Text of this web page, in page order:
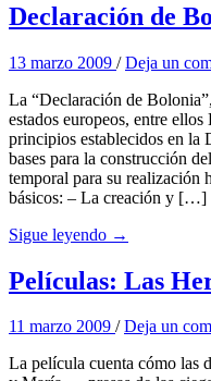
Declaración de
13 marzo 2009 /Deja un
La “Declaración de
estados europeos, entre
principios establecidos en la
bases para la construcción
temporal para su realización
básicos: – La creación y […]
Sigue leyendo →
Películas: Las
11 marzo 2009 /Deja un
La película cuenta cómo las